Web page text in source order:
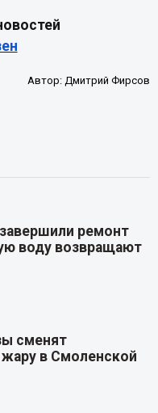
Автор:Дмитрий Фирсов
ремонт
воду возвращают
сменят
в Смоленской